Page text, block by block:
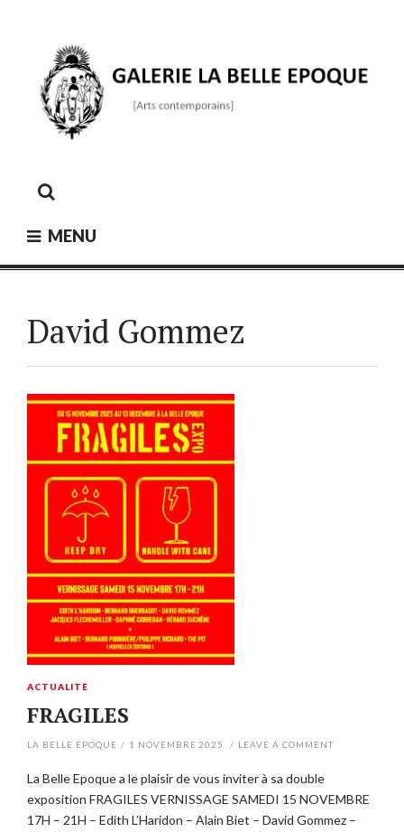
MENU
David Gommez
ACTUALITÉ
FRAGILES
LA BELLE EPOQUE / 1 NOVEMBRE 2025 / LEAVE A COMMENT
La Belle Epoque a le plaisir de vous inviter à sa double
exposition FRAGILES VERNISSAGE SAMEDI 15 NOVEMBRE
17H – 21H – Edith L’Haridon – Alain Biet – David Gommez –